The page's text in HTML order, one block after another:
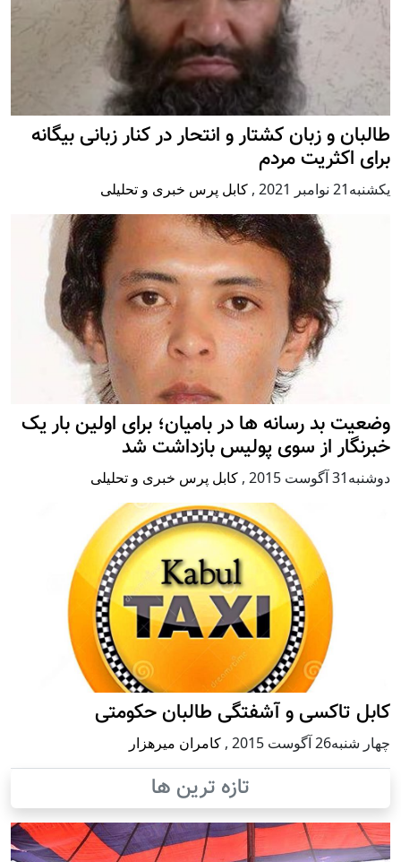
طالبان و زبان کشتار و انتحار در کنار زبانی بیگانه
برای اکثریت مردم
يكشنبه21 نوامبر 2021 , کابل پرس خبری و تحلیلی
وضعیت بد رسانه ها در بامیان؛ برای اولین بار یک
خبرنگار از سوی پولیس بازداشت شد
دوشنبه31 آگوست 2015 , کابل پرس خبری و تحلیلی
کابل تاکسی و آشفتگی طالبان حکومتی
چهار شنبه26 آگوست 2015 , کامران میرهزار
تازه ترین ها